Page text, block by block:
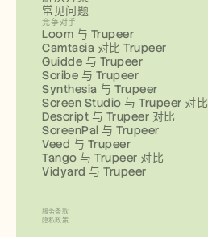
常见问题
竞争对手
Loom 与 Trupeer
Camtasia 对比 Trupeer
Guidde 与 Trupeer
Scribe 与 Trupeer
Synthesia 与 Trupeer
Screen Studio 与 Trupeer 对比
Descript 与 Trupeer 对比
ScreenPal 与 Trupeer
Veed 与 Trupeer
Tango 与 Trupeer 对比
Vidyard 与 Trupeer
服务条款
隐私政策